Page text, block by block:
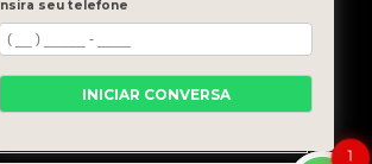
Home
Empresa
Galeria
Contato
1
seu telefone
INICIAR CONVERSA